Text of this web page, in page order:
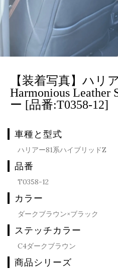
【装着写真】ハリ
Harmonious Leather
ー [品番:T0358-12]
車種と型式
ハリアー81系ハイブリッドZ
品番
T0358-12
カラー
ダークブラウン×ブラック
ステッチカラー
C4ダークブラウン
商品シリーズ